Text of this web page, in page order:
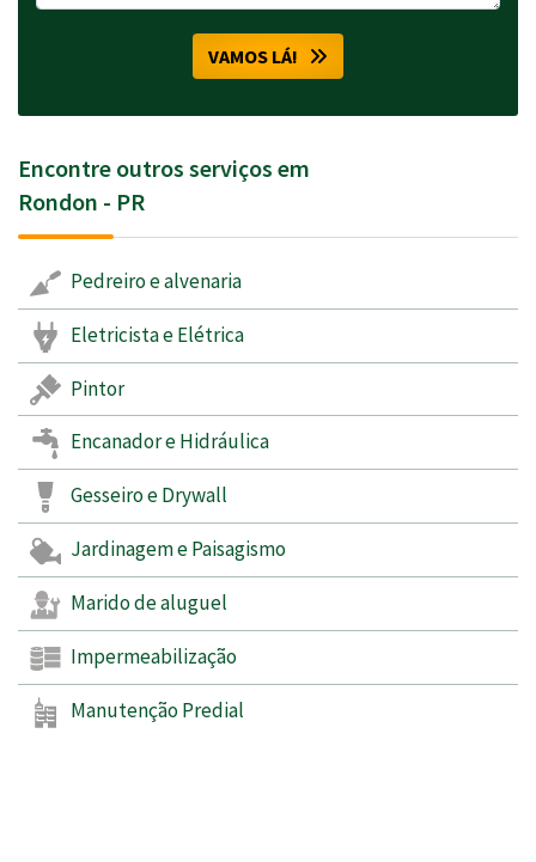
VAMOS LÁ!
Encontre outros serviços em
Rondon - PR
Pedreiro e alvenaria
Eletricista e Elétrica
Pintor
Encanador e Hidráulica
Gesseiro e Drywall
Jardinagem e Paisagismo
Marido de aluguel
Impermeabilização
Manutenção Predial